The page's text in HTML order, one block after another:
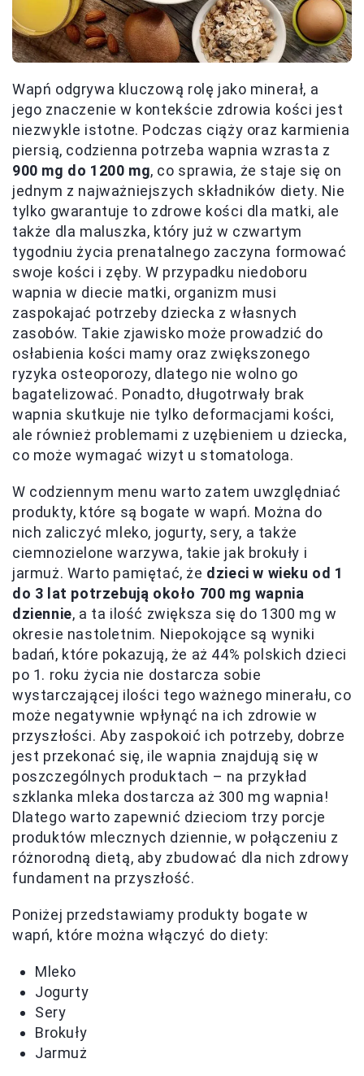
Wapń odgrywa kluczową rolę jako minerał, a
jego znaczenie w kontekście zdrowia kości jest
niezwykle istotne. Podczas ciąży oraz karmienia
piersią, codzienna potrzeba wapnia wzrasta z
900 mg do 1200 mg, co sprawia, że staje się on
jednym z najważniejszych składników diety. Nie
tylko gwarantuje to zdrowe kości dla matki, ale
także dla maluszka, który już w czwartym
tygodniu życia prenatalnego zaczyna formować
swoje kości i zęby. W przypadku niedoboru
wapnia w diecie matki, organizm musi
zaspokajać potrzeby dziecka z własnych
zasobów. Takie zjawisko może prowadzić do
osłabienia kości mamy oraz zwiększonego
ryzyka osteoporozy, dlatego nie wolno go
bagatelizować. Ponadto, długotrwały brak
wapnia skutkuje nie tylko deformacjami kości,
ale również problemami z uzębieniem u dziecka,
co może wymagać wizyt u stomatologa.
W codziennym menu warto zatem uwzględniać
produkty, które są bogate w wapń. Można do
nich zaliczyć mleko, jogurty, sery, a także
ciemnozielone warzywa, takie jak brokuły i
jarmuż. Warto pamiętać, że dzieci w wieku od 1
do 3 lat potrzebują około 700 mg wapnia
dziennie, a ta ilość zwiększa się do 1300 mg w
okresie nastoletnim. Niepokojące są wyniki
badań, które pokazują, że aż 44% polskich dzieci
po 1. roku życia nie dostarcza sobie
wystarczającej ilości tego ważnego minerału, co
może negatywnie wpłynąć na ich zdrowie w
przyszłości. Aby zaspokoić ich potrzeby, dobrze
jest przekonać się, ile wapnia znajdują się w
poszczególnych produktach – na przykład
szklanka mleka dostarcza aż 300 mg wapnia!
Dlatego warto zapewnić dzieciom trzy porcje
produktów mlecznych dziennie, w połączeniu z
różnorodną dietą, aby zbudować dla nich zdrowy
fundament na przyszłość.
Poniżej przedstawiamy produkty bogate w
wapń, które można włączyć do diety:
Mleko
Jogurty
Sery
Brokuły
Jarmuż